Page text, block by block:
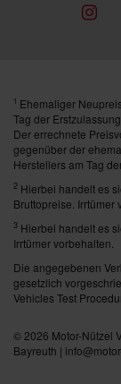
1 Ehemaliger
Tag der
Der errechnete
gegenüber der
Herstellers am Tag
2 Hierbei handelt es
Bruttopreise. Irrtümer
3 Hierbei handelt es
Irrtümer vorbehalten.
Die angegebenen
gesetzlich
Vehicles Test
© 2026 Motor-Nützel
Bayreuth |